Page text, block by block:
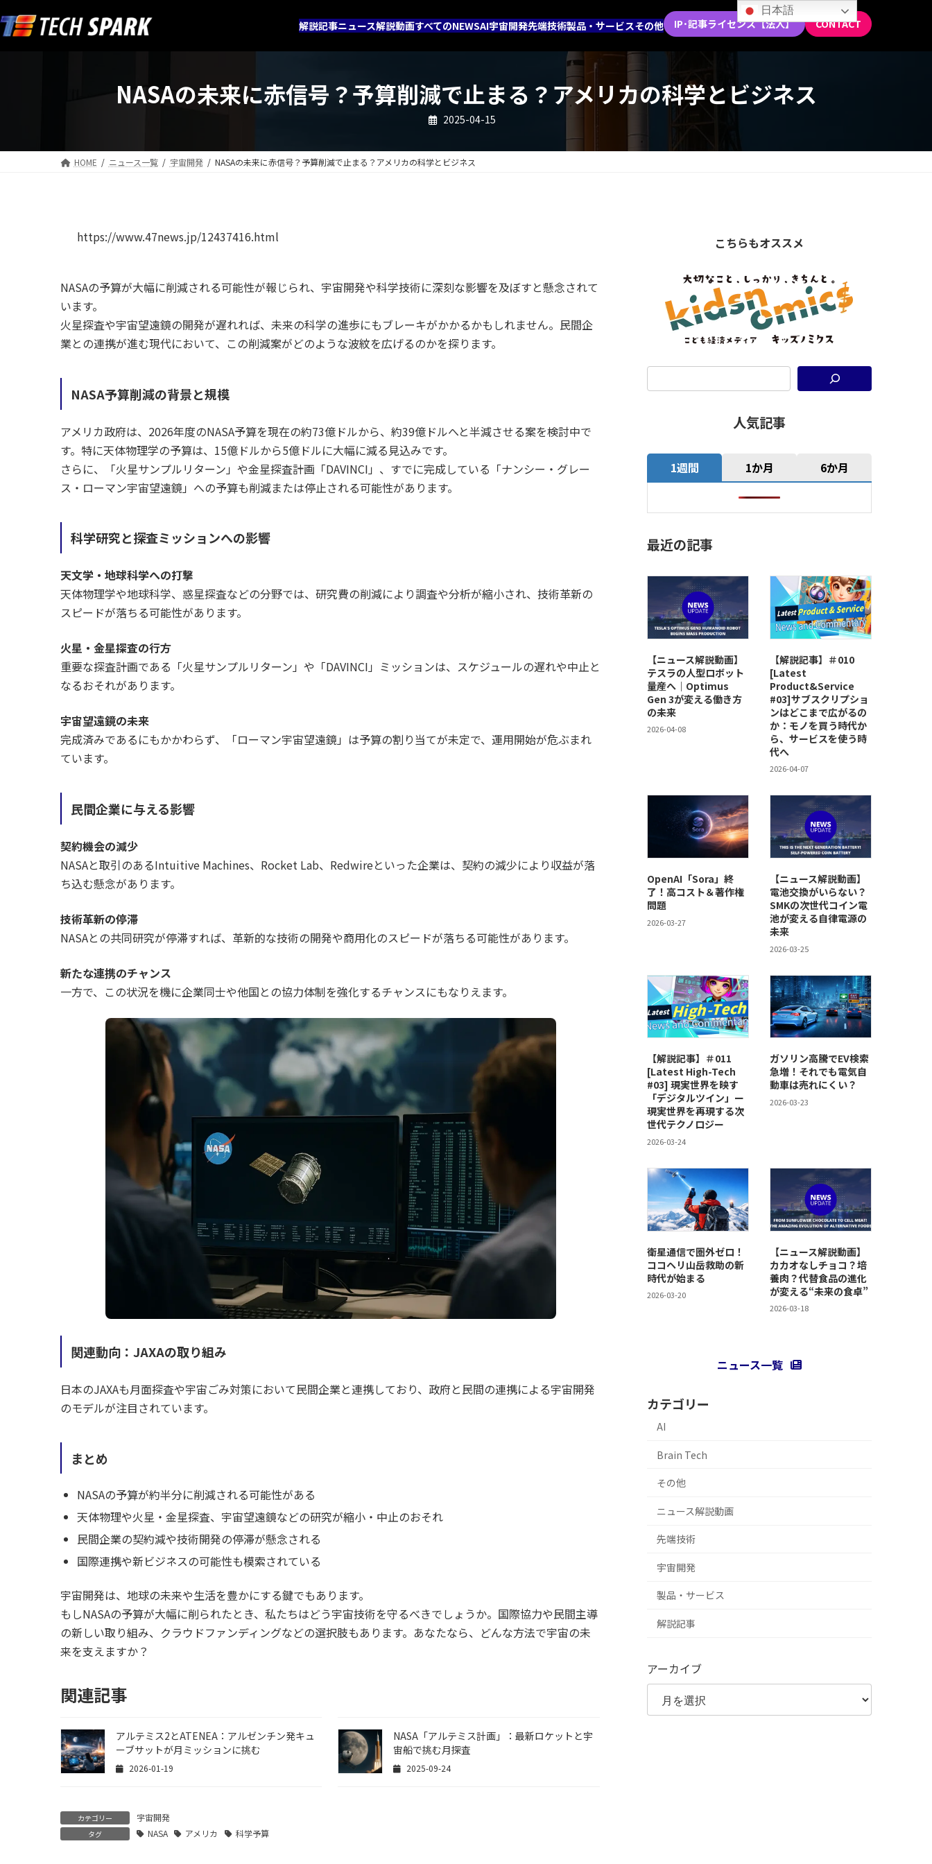
ン
テ
ビ
ゲ
解説記事ニュース解説動画すべてのNEWSAI宇宙開発先端技術製品・サービスその他 IP･記事ライセンス【法人】 CONTACT
NASAの未来に赤信号？予算削減で止まる？アメリカの科学とビジネス
2025-04-15
HOME ニュース一覧 宇宙開発 NASAの未来に赤信号？予算削減で止まる？アメリカの科学とビジネス
https://www.47news.jp/12437416.html
NASAの予算が大幅に削減される可能性が報じられ、宇宙開発や科学技術に深刻な影響を及ぼすと懸念されて
います。
火星探査や宇宙望遠鏡の開発が遅れれば、未来の科学の進歩にもブレーキがかかるかもしれません。民間企
業との連携が進む現代において、この削減案がどのような波紋を広げるのかを探ります。
NASA予算削減の背景と規模
アメリカ政府は、2026年度のNASA予算を現在の約73億ドルから、約39億ドルへと半減させる案を検討中で
す。特に天体物理学の予算は、15億ドルから5億ドルに大幅に減る見込みです。
さらに、「火星サンプルリターン」や金星探査計画「DAVINCI」、すでに完成している「ナンシー・グレー
ス・ローマン宇宙望遠鏡」への予算も削減または停止される可能性があります。
科学研究と探査ミッションへの影響
天文学・地球科学への打撃
天体物理学や地球科学、惑星探査などの分野では、研究費の削減により調査や分析が縮小され、技術革新の
スピードが落ちる可能性があります。
火星・金星探査の行方
重要な探査計画である「火星サンプルリターン」や「DAVINCI」ミッションは、スケジュールの遅れや中止と
なるおそれがあります。
宇宙望遠鏡の未来
完成済みであるにもかかわらず、「ローマン宇宙望遠鏡」は予算の割り当てが未定で、運用開始が危ぶまれ
ています。
民間企業に与える影響
契約機会の減少
NASAと取引のあるIntuitive Machines、Rocket Lab、Redwireといった企業は、契約の減少により収益が落
ち込む懸念があります。
技術革新の停滞
NASAとの共同研究が停滞すれば、革新的な技術の開発や商用化のスピードが落ちる可能性があります。
新たな連携のチャンス
一方で、この状況を機に企業同士や他国との協力体制を強化するチャンスにもなりえます。
関連動向：JAXAの取り組み
日本のJAXAも月面探査や宇宙ごみ対策において民間企業と連携しており、政府と民間の連携による宇宙開発
のモデルが注目されています。
まとめ
NASAの予算が約半分に削減される可能性がある
天体物理や火星・金星探査、宇宙望遠鏡などの研究が縮小・中止のおそれ
民間企業の契約減や技術開発の停滞が懸念される
国際連携や新ビジネスの可能性も模索されている
宇宙開発は、地球の未来や生活を豊かにする鍵でもあります。
もしNASAの予算が大幅に削られたとき、私たちはどう宇宙技術を守るべきでしょうか。国際協力や民間主導
の新しい取り組み、クラウドファンディングなどの選択肢もあります。あなたなら、どんな方法で宇宙の未
来を支えますか？
関連記事
アルテミス2とATENEA：アルゼンチン発キュ
ーブサットが月ミッションに挑む
2026-01-19
NASA「アルテミス計画」：最新ロケットと宇
宙船で挑む月探査
2025-09-24
カテゴリー 宇宙開発
タグ NASA アメリカ 科学予算
こちらもオススメ
人気記事
1週間 1か月 6か月
最近の記事
【ニュース解説動画】
テスラの人型ロボット
量産へ｜Optimus
Gen 3が変える働き方
の未来
2026-04-08
【解説記事】＃010
[Latest
Product&Service
#03]サブスクリプショ
ンはどこまで広がるの
か：モノを買う時代か
ら、サービスを使う時
代へ
2026-04-07
OpenAI「Sora」終
了！高コスト＆著作権
問題
2026-03-27
【ニュース解説動画】
電池交換がいらない？
SMKの次世代コイン電
池が変える自律電源の
未来
2026-03-25
【解説記事】＃011
[Latest High-Tech
#03] 現実世界を映す
「デジタルツイン」ー
現実世界を再現する次
世代テクノロジー
2026-03-24
ガソリン高騰でEV検索
急増！それでも電気自
動車は売れにくい？
2026-03-23
衛星通信で圏外ゼロ！
ココヘリ山岳救助の新
時代が始まる
2026-03-20
【ニュース解説動画】
カカオなしチョコ？培
養肉？代替食品の進化
が変える“未来の食卓”
2026-03-18
ニュース一覧
カテゴリー
AI
Brain Tech
その他
ニュース解説動画
先端技術
宇宙開発
製品・サービス
解説記事
アーカイブ
日本語